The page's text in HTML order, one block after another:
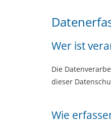
Wer ist
Die
dieser
Wie